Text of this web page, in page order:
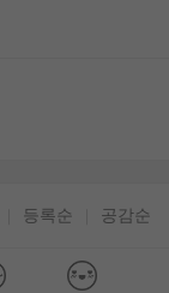
등록순 공감순